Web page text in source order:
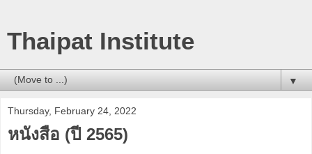
Thaipat Institute
▼
Thursday, February 24, 2022
หนังสือ (ปี 2565)